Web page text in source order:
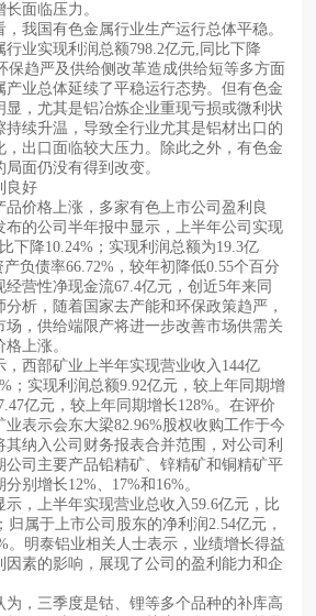
面临压力。
国有色金属行业生产运行总体平稳。
行业实现利润总额798.2亿元,同比下降
保趋严及供给侧改革造成供给短等多方面
产业总体延续了平稳运行态势。但有色金
显，尤其是铝冶炼企业重现亏损或微利状
持续升温，导致全行业尤其是铝材出口的
，出口面临较大压力。除此之外，有色金
面仍没有得到改变。
好
价格上涨，多家有色上市公司盈利良
布的公司半年报中显示，上半年公司实现
下降10.24%；实现利润总额为19.3亿
负债率66.72%，较年初降低0.55个百分
营性净现金流67.4亿元，创近5年来同
析，随着国家去产能和环保政策趋严，
场，供给端限产将进一步改善市场供需关
上涨。
西部矿业上半年实现营业收入144亿
；实现利润总额9.92亿元，较上年同期增
亿元，较上年同期增长128%。在评价
表示会东大梁82.96%股权收购工作于今
其纳入公司财务报表合并范围，对公司利
公司主要产品铅精矿、锌精矿和铜精矿平
别增长12%、17%和16%。
，上半年实现营业总收入59.6亿元，比
归属于上市公司股东的净利润2.54亿元，
。明泰铝业相关人士表示，业绩增长得益
因素的影响，展现了公司的盈利能力和企
，三季度是钴、锂等多个品种的补库高